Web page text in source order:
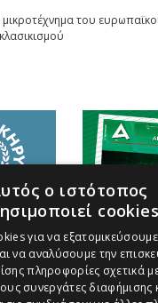
μικροτέχνημα του
ο ιστότοπος
cookies
για να
να αναλύσουμε την
πληροφορίες σχετικά
συνεργάτες διαφήμισης